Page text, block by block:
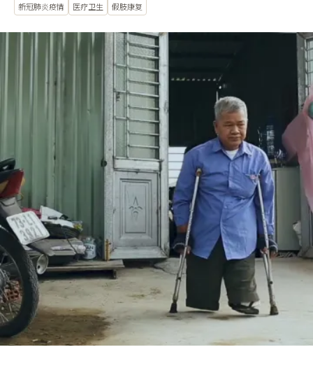
新冠肺炎疫情 医疗卫生 假肢康复